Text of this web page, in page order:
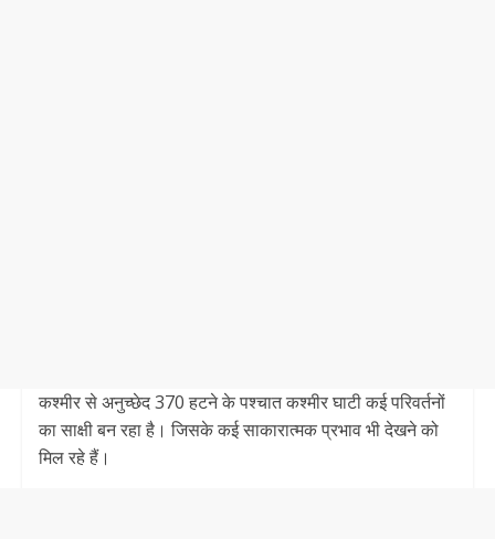
कश्मीर से अनुच्छेद 370 हटने के पश्चात कश्मीर घाटी कई परिवर्तनों
का साक्षी बन रहा है। जिसके कई साकारात्मक प्रभाव भी देखने को
मिल रहे हैं।